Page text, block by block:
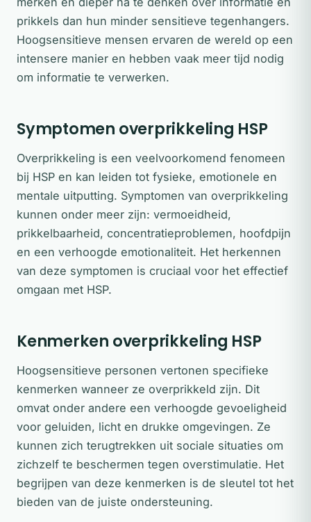
prikkels dan hun minder sensitieve tegenhangers.
Hoogsensitieve mensen ervaren de wereld op een
intensere manier en hebben vaak meer tijd nodig
om informatie te verwerken.
Symptomen overprikkeling HSP
Overprikkeling is een veelvoorkomend fenomeen
bij HSP en kan leiden tot fysieke, emotionele en
mentale uitputting. Symptomen van overprikkeling
kunnen onder meer zijn: vermoeidheid,
prikkelbaarheid, concentratieproblemen, hoofdpijn
en een verhoogde emotionaliteit. Het herkennen
van deze symptomen is cruciaal voor het effectief
omgaan met HSP.
Kenmerken overprikkeling HSP
Hoogsensitieve personen vertonen specifieke
kenmerken wanneer ze overprikkeld zijn. Dit
omvat onder andere een verhoogde gevoeligheid
voor geluiden, licht en drukke omgevingen. Ze
kunnen zich terugtrekken uit sociale situaties om
zichzelf te beschermen tegen overstimulatie. Het
begrijpen van deze kenmerken is de sleutel tot het
bieden van de juiste ondersteuning.